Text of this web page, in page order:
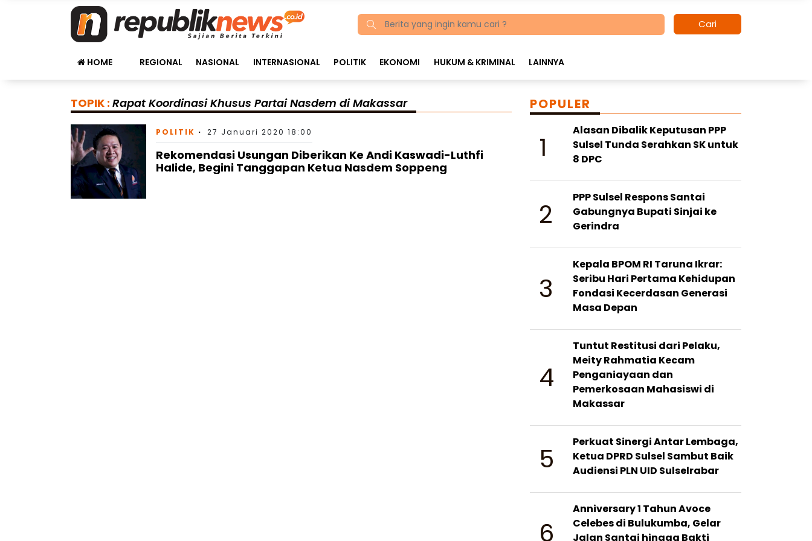
Cari
HOME REGIONAL NASIONAL INTERNASIONAL POLITIK EKONOMI HUKUM & KRIMINAL LAINNYA
TOPIK : Rapat Koordinasi Khusus Partai Nasdem di Makassar
POLITIK 27 Januari 2020 18:00
Rekomendasi Usungan Diberikan Ke Andi Kaswadi-Luthfi
Halide, Begini Tanggapan Ketua Nasdem Soppeng
POPULER
1
Alasan Dibalik Keputusan PPP
Sulsel Tunda Serahkan SK untuk
8 DPC
2
PPP Sulsel Respons Santai
Gabungnya Bupati Sinjai ke
Gerindra
3
Kepala BPOM RI Taruna Ikrar:
Seribu Hari Pertama Kehidupan
Fondasi Kecerdasan Generasi
Masa Depan
4
Tuntut Restitusi dari Pelaku,
Meity Rahmatia Kecam
Penganiayaan dan
Pemerkosaan Mahasiswi di
Makassar
5
Perkuat Sinergi Antar Lembaga,
Ketua DPRD Sulsel Sambut Baik
Audiensi PLN UID Sulselrabar
6
Anniversary 1 Tahun Avoce
Celebes di Bulukumba, Gelar
Jalan Santai hingga Bakti